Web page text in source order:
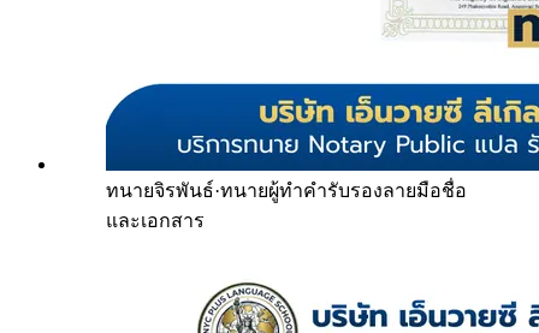
ทนายจิรพันธ์·ทนายผู้ทำคำรับรองลายมือชื่อ
และเอกสาร